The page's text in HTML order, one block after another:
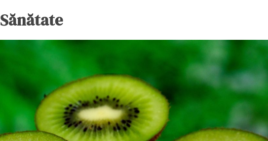
Sănătate